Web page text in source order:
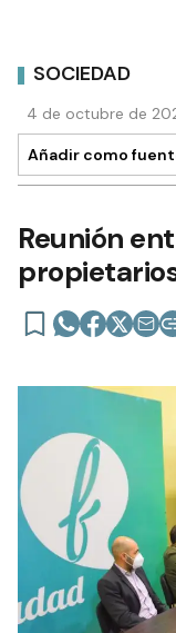
SOCIEDAD
4 de octubre de
Añadir como
Reunión